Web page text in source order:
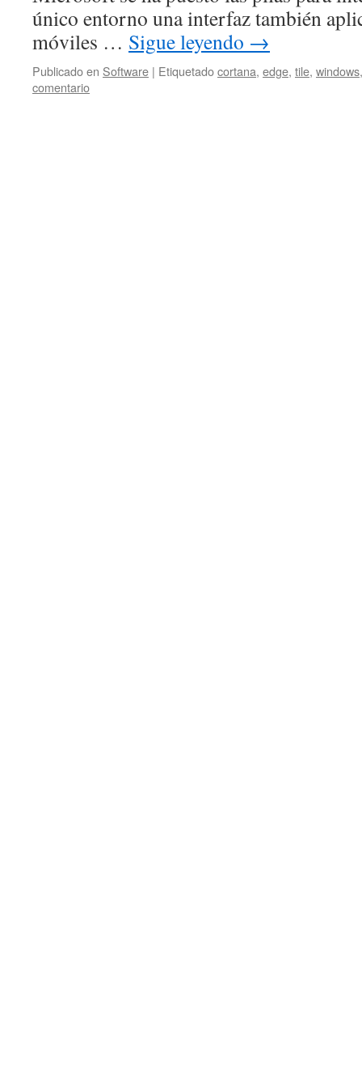
único entorno una interfaz también
móviles … Sigue leyendo →
Publicado en Software | Etiquetadocortana, edge, tile, windows
comentario